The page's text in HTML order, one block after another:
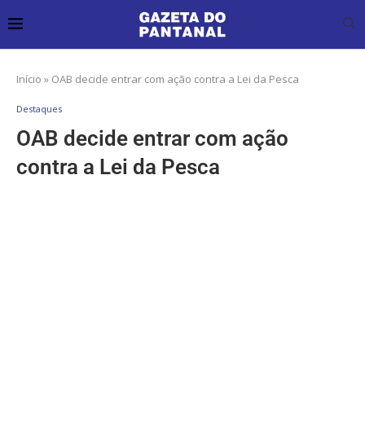
Início » OAB decide entrar com ação contra a Lei da Pesca
Destaques
OAB decide entrar com ação
contra a Lei da Pesca